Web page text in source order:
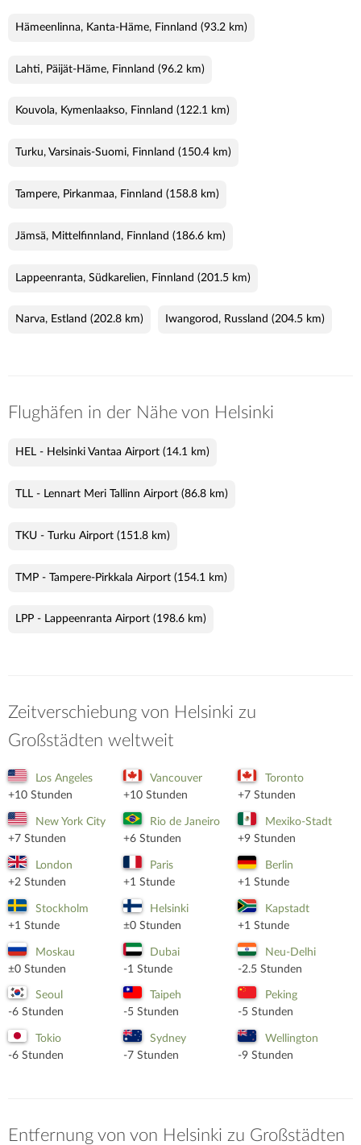
Hämeenlinna, Kanta-Häme, Finnland (93.2 km)
Lahti, Päijät-Häme, Finnland (96.2 km)
Kouvola, Kymenlaakso, Finnland (122.1 km)
Turku, Varsinais-Suomi, Finnland (150.4 km)
Tampere, Pirkanmaa, Finnland (158.8 km)
Jämsä, Mittelfinnland, Finnland (186.6 km)
Lappeenranta, Südkarelien, Finnland (201.5 km)
Narva, Estland (202.8 km) Iwangorod, Russland (204.5 km)
Flughäfen in der Nähe von Helsinki
HEL - Helsinki Vantaa Airport (14.1 km)
TLL - Lennart Meri Tallinn Airport (86.8 km)
TKU - Turku Airport (151.8 km)
TMP - Tampere-Pirkkala Airport (154.1 km)
LPP - Lappeenranta Airport (198.6 km)
Zeitverschiebung von Helsinki zu
Großstädten weltweit
Los Angeles
+10 Stunden
Vancouver
+10 Stunden
Toronto
+7 Stunden
New York City
+7 Stunden
Rio de Janeiro
+6 Stunden
Mexiko-Stadt
+9 Stunden
London
+2 Stunden
Paris
+1 Stunde
Berlin
+1 Stunde
Stockholm
+1 Stunde
Helsinki
±0 Stunden
Kapstadt
+1 Stunde
Moskau
±0 Stunden
Dubai
-1 Stunde
Neu-Delhi
-2.5 Stunden
Seoul
-6 Stunden
Taipeh
-5 Stunden
Peking
-5 Stunden
Tokio
-6 Stunden
Sydney
-7 Stunden
Wellington
-9 Stunden
Entfernung von von Helsinki zu Großstädten